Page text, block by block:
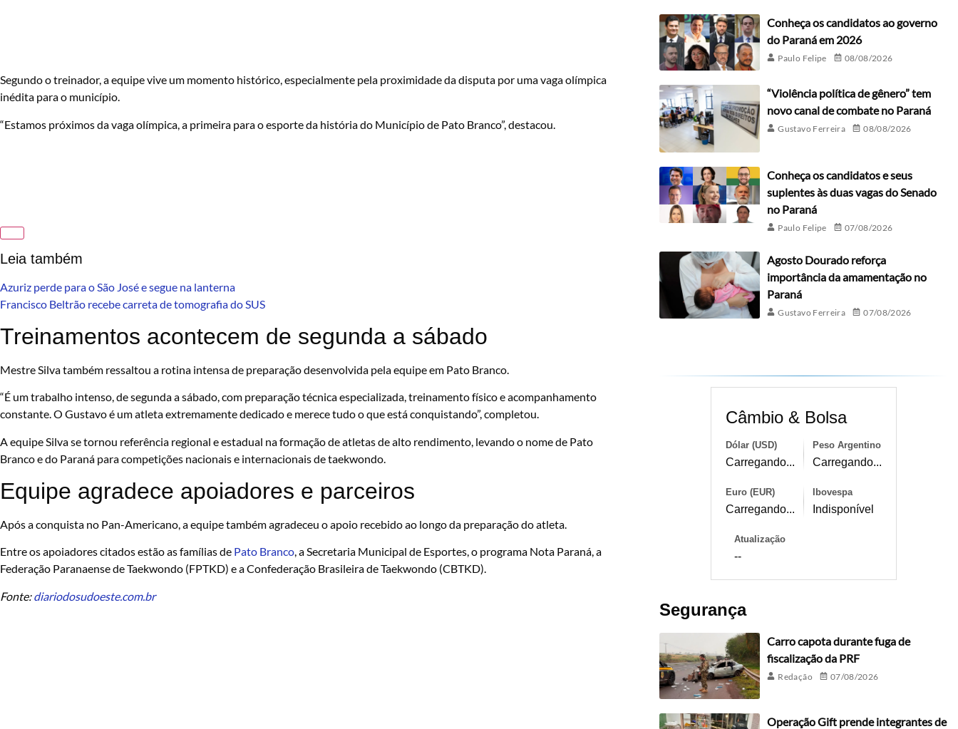
Segundo o treinador, a equipe vive um momento histórico, especialmente pela proximidade da disputa por uma vaga olímpica
inédita para o município.
“Estamos próximos da vaga olímpica, a primeira para o esporte da história do Município de Pato Branco”, destacou.
Leia também
Azuriz perde para o São José e segue na lanterna
Francisco Beltrão recebe carreta de tomografia do SUS
Treinamentos acontecem de segunda a sábado
Mestre Silva também ressaltou a rotina intensa de preparação desenvolvida pela equipe em Pato Branco.
“É um trabalho intenso, de segunda a sábado, com preparação técnica especializada, treinamento físico e acompanhamento
constante. O Gustavo é um atleta extremamente dedicado e merece tudo o que está conquistando”, completou.
A equipe Silva se tornou referência regional e estadual na formação de atletas de alto rendimento, levando o nome de Pato
Branco e do Paraná para competições nacionais e internacionais de taekwondo.
Equipe agradece apoiadores e parceiros
Após a conquista no Pan-Americano, a equipe também agradeceu o apoio recebido ao longo da preparação do atleta.
Entre os apoiadores citados estão as famílias de Pato Branco, a Secretaria Municipal de Esportes, o programa Nota Paraná, a
Federação Paranaense de Taekwondo (FPTKD) e a Confederação Brasileira de Taekwondo (CBTKD).
Fonte:diariodosudoeste.com.br
Conheça os candidatos ao governo
do Paraná em 2026
Paulo Felipe 08/08/2026
“Violência política de gênero” tem
novo canal de combate no Paraná
Gustavo Ferreira 08/08/2026
Conheça os candidatos e seus
suplentes às duas vagas do Senado
no Paraná
Paulo Felipe 07/08/2026
Agosto Dourado reforça
importância da amamentação no
Paraná
Gustavo Ferreira 07/08/2026
Câmbio & Bolsa
Dólar (USD)
Carregando...
Peso Argentino
Carregando...
Euro (EUR)
Carregando...
Ibovespa
Indisponível
Atualização
--
Segurança
Carro capota durante fuga de
fiscalização da PRF
Redação 07/08/2026
Operação Gift prende integrantes de